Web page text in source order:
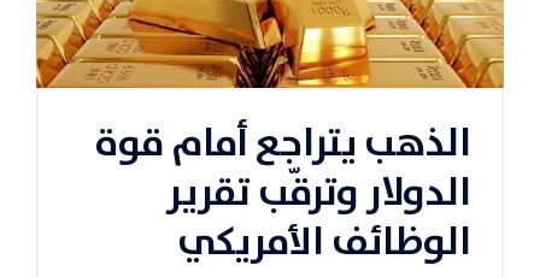
الذهب يتراجع أمام قوة
الدولار وترقّب تقرير
الوظائف الأمريكي